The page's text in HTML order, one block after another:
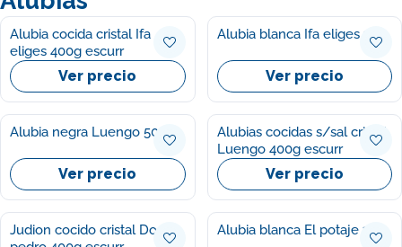
Alubia cocida cristal Ifa
eliges 400g escurr
Ver precio
Alubia blanca Ifa eliges 1kg
Ver precio
Alubia negra Luengo 500g
Ver precio
Alubias cocidas s/sal cristal
Luengo 400g escurr
Ver precio
Judion cocido cristal Don
Alubia blanca El potaje 1kg